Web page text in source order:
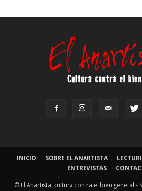
INICIO SOBRE EL ANARTISTA
ENTREVISTAS
© El Anartista, cultura contra el bien general -